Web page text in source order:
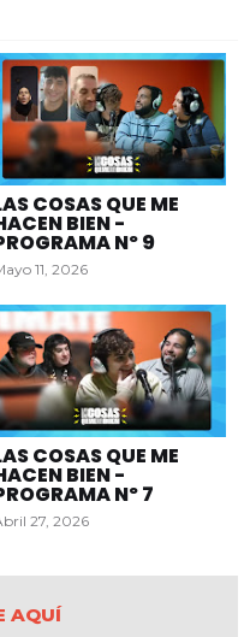
COSAS QUE ME
BIEN -
Nº 9
11, 2026
COSAS QUE ME
BIEN -
Nº 7
27, 2026
AQUÍ